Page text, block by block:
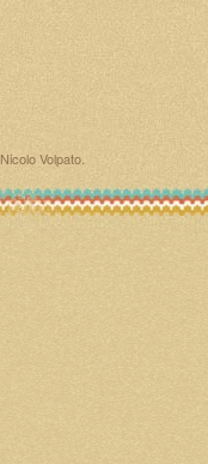
Nicolo Volpato